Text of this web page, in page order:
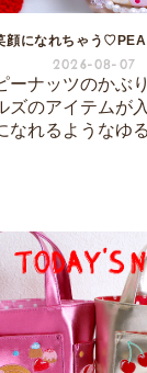
顔になれちゃう
2026-08-07
ーナッツのかぶ
ズのアイテムが
なれるようなゆ